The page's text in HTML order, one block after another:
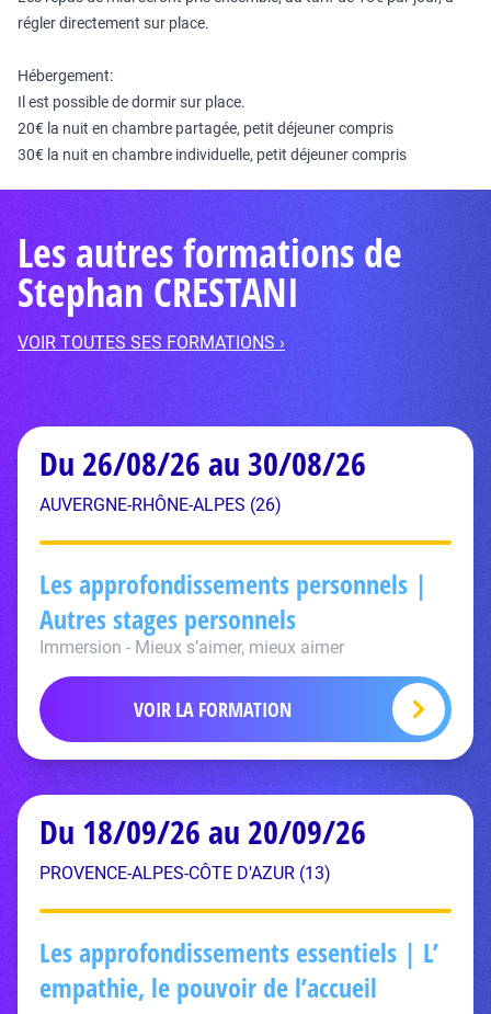
régler directement sur place.
Hébergement:
Il est possible de dormir sur place.
20€ la nuit en chambre partagée, petit déjeuner compris
30€ la nuit en chambre individuelle, petit déjeuner compris
Les autres formations de
Stephan CRESTANI
VOIR TOUTES SES FORMATIONS ›
Du 26/08/26 au 30/08/26
AUVERGNE-RHÔNE-ALPES (26)
Les approfondissements personnels |
Autres stages personnels
Immersion - Mieux s’aimer, mieux aimer
VOIR LA FORMATION
Du 18/09/26 au 20/09/26
PROVENCE-ALPES-CÔTE D'AZUR (13)
Les approfondissements essentiels | L’
empathie, le pouvoir de l’accueil